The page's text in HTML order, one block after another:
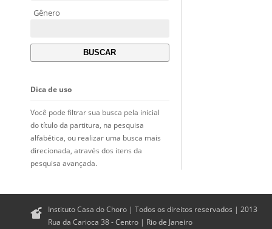
Gênero
Dica de uso
Você pode filtrar sua busca pela inicial
do título da partitura, na pesquisa
alfabética, ou realizar uma busca mais
direcionada, através dos itens da
pesquisa avançada.
Instituto Casa do Choro | Todos os direitos reservados | 2013
Rua da Carioca 38 - Centro | Rio de Janeiro